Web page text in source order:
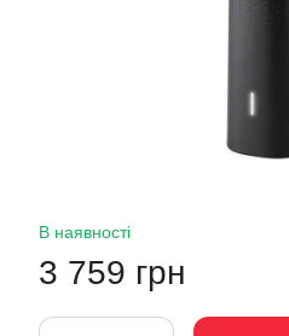
В наявності
3 759 грн